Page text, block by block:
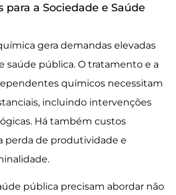
para a Sociedade e Saúde
gera demandas elevadas
saúde pública. O tratamento e a
químicos necessitam
incluindo intervenções
Há também custos
perda de produtividade e
pública precisam abordar não